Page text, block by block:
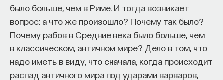
было больше, чем в Риме. И тогда возникает
вопрос: а что же произошло? Почему так было?
Почему рабов в Средние века было больше, чем
в классическом, античном мире? Дело в том, что
надо иметь в виду, что сначала, когда происходит
распад античного мира под ударами варваров,
мозга
Автор курса: Вячеслав Дубынин— доктор
биологических наук, профессор кафедры
физиологии человека и животных биологического
факультета МГУ им. М.В. Ломоносова